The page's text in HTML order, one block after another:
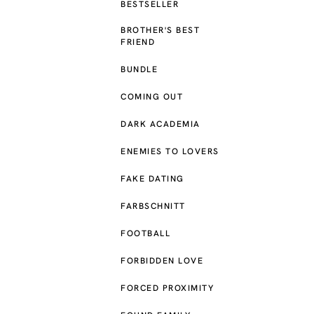
BESTSELLER
BROTHER'S BEST
FRIEND
BUNDLE
COMING OUT
DARK ACADEMIA
ENEMIES TO LOVERS
FAKE DATING
FARBSCHNITT
FOOTBALL
FORBIDDEN LOVE
FORCED PROXIMITY